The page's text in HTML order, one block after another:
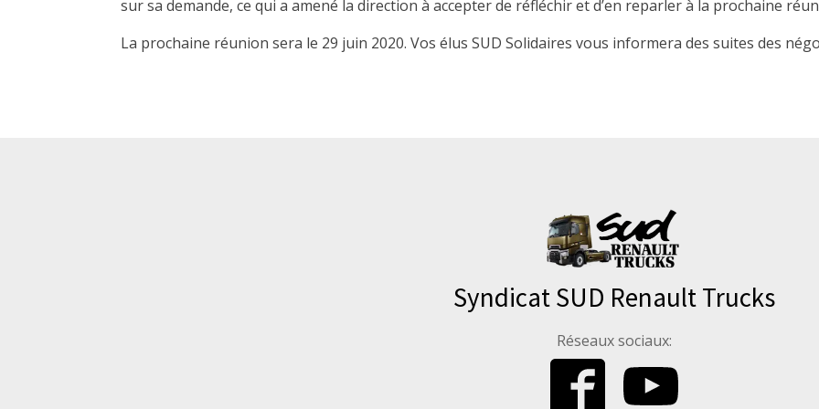
sur sa demande, ce qui a amené la direction à accepter de réfléchir et d’en reparler à la prochaine
La prochaine réunion sera le 29 juin 2020. Vos élus SUD Solidaires vous informera des suites des
Syndicat SUD Renault Trucks
Réseaux sociaux: